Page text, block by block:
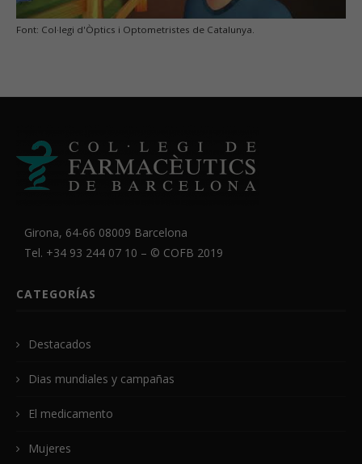
Font: Col·legi d'Òptics i Optometristes de Catalunya.
Girona, 64-66 08009 Barcelona
Tel. +34 93 244 07 10 – © COFB 2019
CATEGORÍAS
Destacados
Dias mundiales y campañas
El medicamento
Mujeres